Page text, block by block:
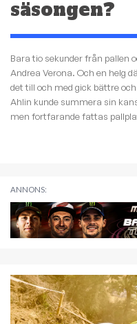
säsongen?
Bara tio sekunder från pallen
Andrea Verona. Och en helg
det till och med gick bättre
Ahlin kunde summera sin
men fortfarande fattas
ANNONS: